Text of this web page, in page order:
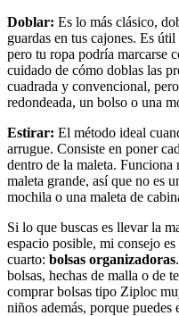
Doblar: Es lo más clásico,
guardas en tus cajones. Es
pero tu ropa podría marcarse
cuidado de cómo doblas las
cuadrada y convencional,
redondeada, un bolso o una
Estirar: El método ideal
arrugue. Consiste en poner
dentro de la maleta. Funciona
maleta grande, así que no es
mochila o una maleta de
Si lo que buscas es llevar la
espacio posible, mi consejo
cuarto: bolsas organizadoras
bolsas, hechas de malla o de
comprar bolsas tipo Ziploc
niños además, porque